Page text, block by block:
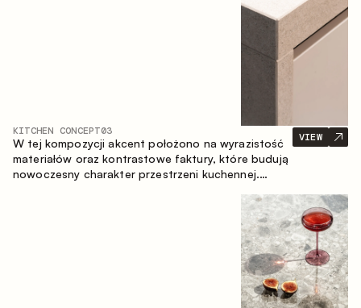
KITCHEN CONCEPT03
W tej kompozycji akcent położono na wyrazistość
materiałów oraz kontrastowe faktury, które budują
nowoczesny charakter przestrzeni kuchennej.
nasyconą, taktylną kompozycję, w której każdy
VIEW